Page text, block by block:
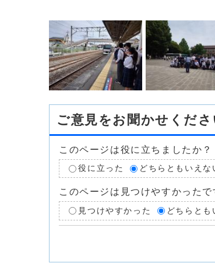
ご意見をお聞かせくださ
このページは役に立ちましたか？
役に立った どちらともいえな
このページは見つけやすかったで
見つけやすかった どちらとも